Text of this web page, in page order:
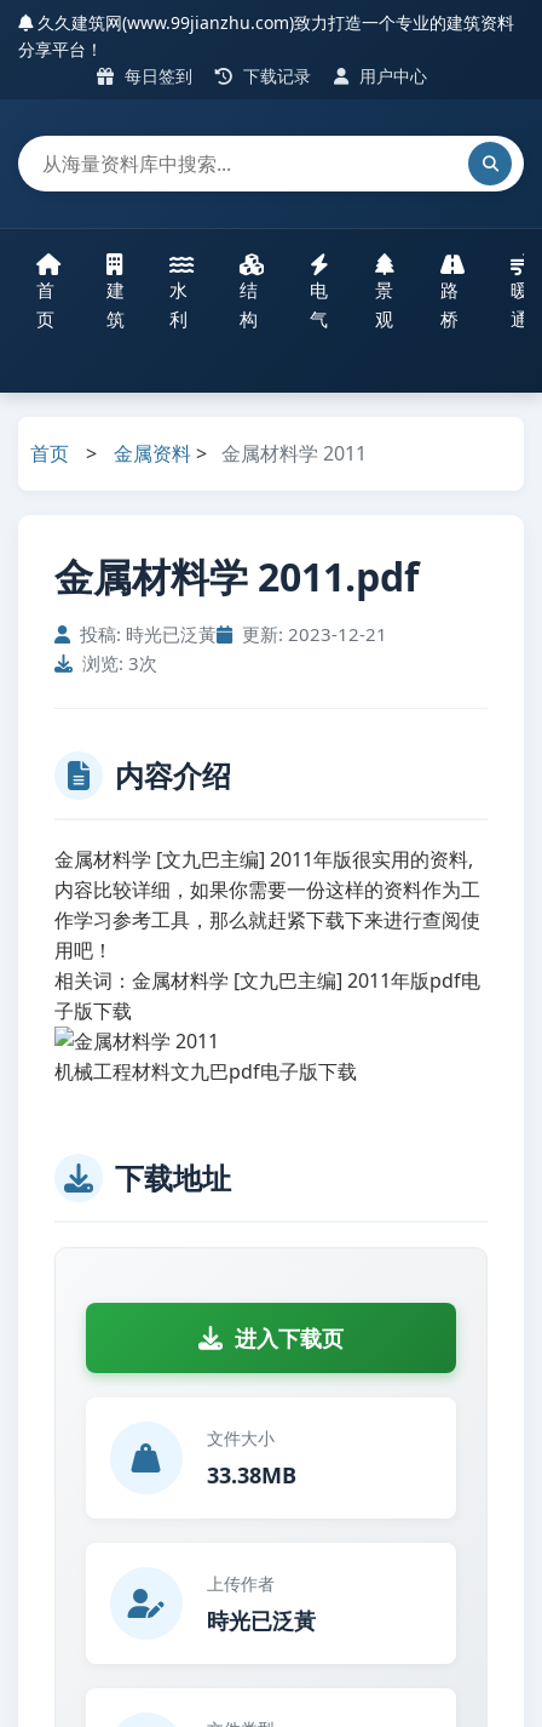
久久建筑网(www.99jianzhu.com)致力打造一个专业的建筑资料
分享平台！
每日签到
下载记录 用户中心
首
页
建
筑
水
利
结
构
电
气
景
观
路
桥
暖
通
首页 > 金属资料> 金属材料学 2011
金属材料学 2011.pdf
投稿: 時光已泛黃
更新: 2023-12-21
浏览: 3次
内容介绍
金属材料学 [文九巴主编] 2011年版很实用的资料,
内容比较详细，如果你需要一份这样的资料作为工
作学习参考工具，那么就赶紧下载下来进行查阅使
用吧！
相关词：金属材料学 [文九巴主编] 2011年版pdf电
子版下载
机械工程材料文九巴pdf电子版下载
下载地址
进入下载页
文件大小
33.38MB
上传作者
時光已泛黃